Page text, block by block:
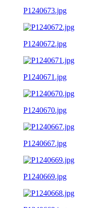
P1240673.jpg
P1240672.jpg
P1240671.jpg
P1240670.jpg
P1240667.jpg
P1240669.jpg